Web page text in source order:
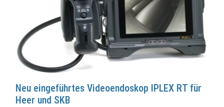
Neu eingeführtes Videoendoskop IPLEX RT für
Heer und SKB